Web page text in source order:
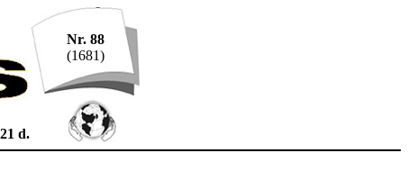
d.
Nr. 88
(1681)